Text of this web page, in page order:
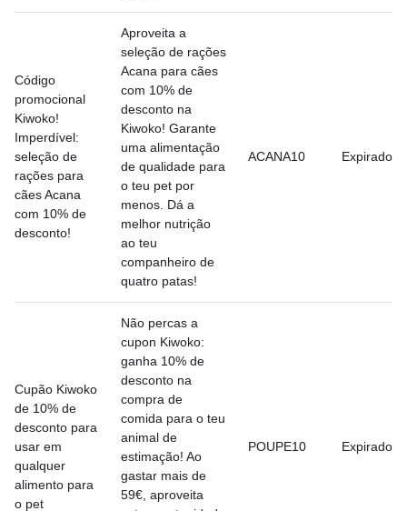
Código
promocional
Kiwoko!
Imperdível:
seleção de
rações para
cães Acana
com 10% de
desconto!
Aproveita a
seleção de rações
Acana para cães
com 10% de
desconto na
Kiwoko! Garante
uma alimentação
de qualidade para
o teu pet por
menos. Dá a
melhor nutrição
ao teu
companheiro de
quatro patas!
ACANA10 Expirado
Cupão Kiwoko
de 10% de
desconto para
usar em
qualquer
alimento para
o pet
Não percas a
cupon Kiwoko:
ganha 10% de
desconto na
compra de
comida para o teu
animal de
estimação! Ao
gastar mais de
59€, aproveita
POUPE10 Expirado